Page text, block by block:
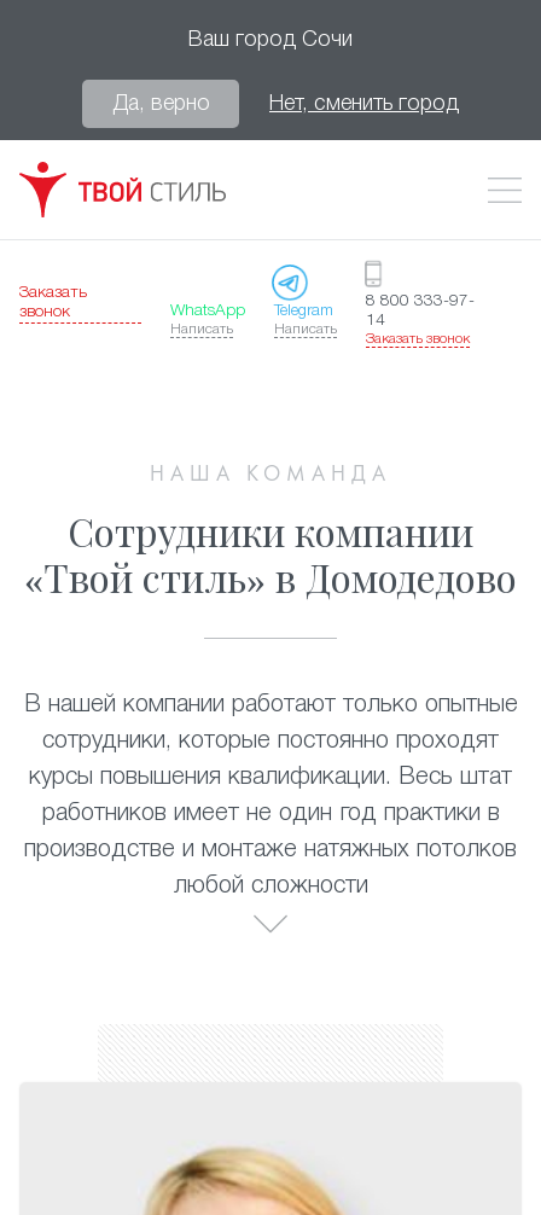
Ваш город Сочи
Да, верно Нет, сменить город
Заказать
звонок
WhatsApp
Написать
Telegram
Написать
8 800 333-97-
14
Заказать звонок
НАША КОМАНДА
Сотрудники компании
«Твой стиль» в Домодедово
В нашей компании работают только опытные
сотрудники, которые постоянно проходят
курсы повышения квалификации. Весь штат
работников имеет не один год практики в
производстве и монтаже натяжных потолков
любой сложности